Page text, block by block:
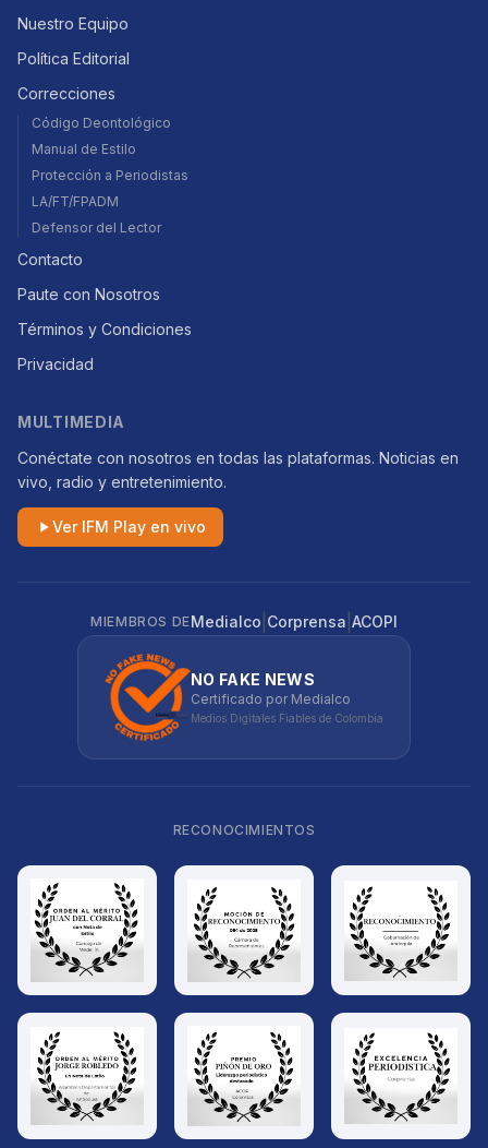
Nuestro Equipo
Política Editorial
Correcciones
Código Deontológico
Manual de Estilo
Protección a Periodistas
LA/FT/FPADM
Defensor del Lector
Contacto
Paute con Nosotros
Términos y Condiciones
Privacidad
MULTIMEDIA
Conéctate con nosotros en todas las plataformas. Noticias en
vivo, radio y entretenimiento.
Ver IFM Play en vivo
MIEMBROS DEMedialco Corprensa ACOPI
NO FAKE NEWS
Certificado por Medialco
Medios Digitales Fiables de Colombia
RECONOCIMIENTOS